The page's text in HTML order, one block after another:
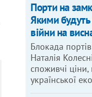
Порти на
Якими будуть
війни на
Блокада
Наталія
споживчі
української